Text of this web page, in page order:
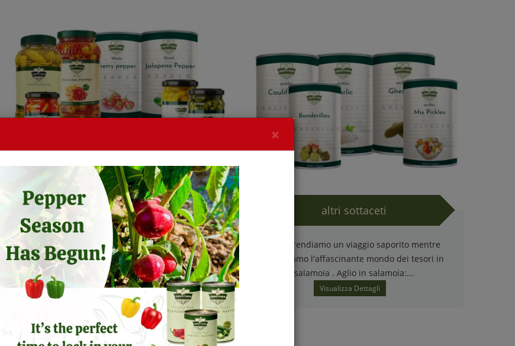
Peperoni Sottaceto dall'Egitto
Peperoni Sottaceto dall'Egitto I nostri peperoni
sottaceto sono prodotti con peperoni
accuratamente selezionati,...
Visualizza Dettagli
altri sottaceti
Intraprendiamo un viaggio saporito mentre
esploriamo l'affascinante mondo dei tesori in
salamoia . Aglio in salamoia:...
Visualizza Dettagli
×